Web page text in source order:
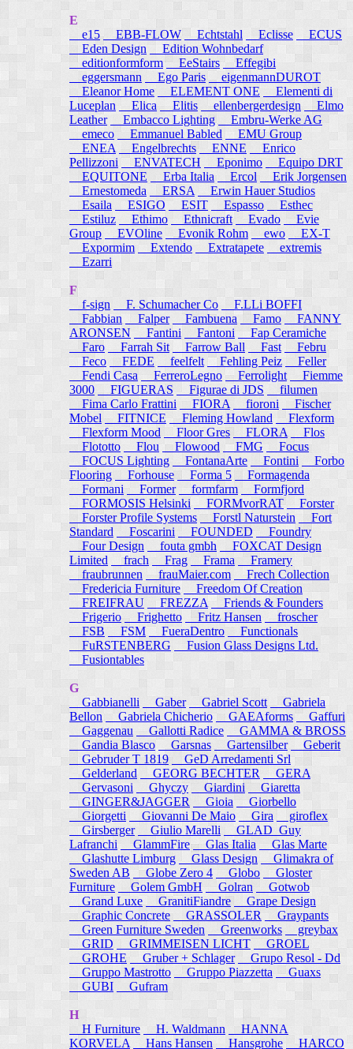
E
e15 EBB-FLOW Echtstahl Eclisse
ECUS
Eden Design
Edition Wohnbedarf
editionformform
EeStairs
Effegibi
eggersmann
Ego Paris
eigenmannDUROT
Eleanor Home
ELEMENT ONE
Elementi di
Luceplan
Elica Elitis ellenbergerdesign
Elmo
Leather
Embacco Lighting
Embru-Werke AG
emeco
Emmanuel Babled
EMU Group
ENEA
Engelbrechts ENNE
Enrico
Pellizzoni ENVATECH Eponimo
Equipo DRT
EQUITONE
Erba Italia Ercol
Erik Jorgensen
Ernestomeda
ERSA
Erwin Hauer Studios
Esaila
ESIGO ESIT Espasso
Esthec
Estiluz
Ethimo Ethnicraft Evado
Evie
Group
EVOline Evonik Rohm ewo
EX-T
Expormim
Extendo Extratapete
extremis
Ezarri
F
f-sign
F. Schumacher Co
F.LLi BOFFI
Fabbian
Falper Fambuena Famo
FANNY
ARONSEN
Fantini Fantoni
Fap Ceramiche
Faro
Farrah Sit Farrow Ball Fast
Febru
Feco
FEDE feelfelt Fehling Peiz
Feller
Fendi Casa
FerreroLegno Ferrolight
Fiemme
3000
FIGUERAS Figurae di JDS
filumen
Fima Carlo Frattini
FIORA fioroni
Fischer
Mobel
FITNICE Fleming Howland
Flexform
Flexform Mood
Floor Gres FLORA
Flos
Flototto
Flou Flowood FMG
Focus
FOCUS Lighting
FontanaArte Fontini
Forbo
Flooring
Forhouse Forma 5
Formagenda
Formani
Former formfarm
Formfjord
FORMOSIS Helsinki
FORMvorRAT
Forster
Forster Profile Systems
Forstl Naturstein
Fort
Standard
Foscarini FOUNDED
Foundry
Four Design
fouta gmbh
FOXCAT Design
Limited
frach Frag Frama
Framery
fraubrunnen
frauMaier.com
Frech Collection
Fredericia Furniture
Freedom Of Creation
FREIFRAU
FREZZA
Friends & Founders
Frigerio
Frighetto Fritz Hansen
froscher
FSB
FSM FueraDentro
Functionals
FuRSTENBERG
Fusion Glass Designs Ltd.
Fusiontables
G
Gabbianelli
Gaber Gabriel Scott
Gabriela
Bellon
Gabriela Chicherio GAEAforms
Gaffuri
Gaggenau
Gallotti Radice
GAMMA & BROSS
Gandia Blasco
Garsnas Gartensilber
Geberit
Gebruder T 1819
GeD Arredamenti Srl
Gelderland
GEORG BECHTER
GERA
Gervasoni
Ghyczy Giardini
Giaretta
GINGER&JAGGER
Gioia
Giorbello
Giorgetti
Giovanni De Maio Gira
giroflex
Girsberger
Giulio Marelli
GLAD_Guy
Lafranchi
GlammFire Glas Italia
Glas Marte
Glashutte Limburg
Glass Design
Glimakra of
Sweden AB
Globe Zero 4 Globo
Gloster
Furniture
Golem GmbH Golran
Gotwob
Grand Luxe
GranitiFiandre
Grape Design
Graphic Concrete
GRASSOLER
Graypants
Green Furniture Sweden
Greenworks
greybax
GRID
GRIMMEISEN LICHT
GROEL
GROHE
Gruber + Schlager
Grupo Resol - Dd
Gruppo Mastrotto
Gruppo Piazzetta
Guaxs
GUBI
Gufram
H
H Furniture
H. Waldmann
HANNA
KORVELA
Hans Hansen Hansgrohe HARCO